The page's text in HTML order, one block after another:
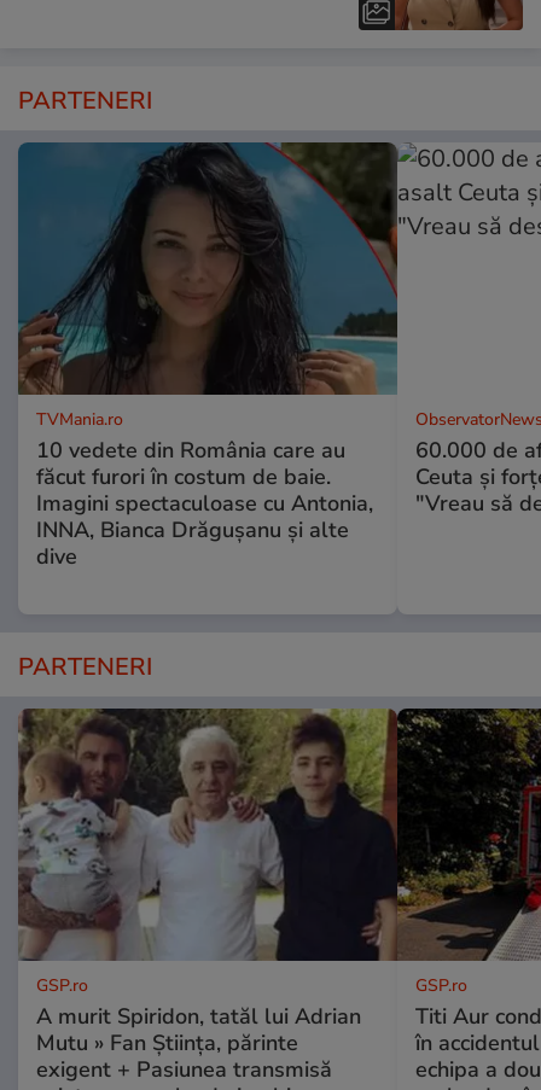
PARTENERI
TVMania.ro
10 vedete din România care au
făcut furori în costum de baie.
Imagini spectaculoase cu Antonia,
INNA, Bianca Drăgușanu și alte
dive
60.000 de
Ceuta şi
"Vreau să
PARTENERI
GSP.ro
A murit Spiridon, tatăl lui Adrian
Mutu » Fan Știința, părinte
exigent + Pasiunea transmisă
GSP.ro
Titi Aur
în
echipa a